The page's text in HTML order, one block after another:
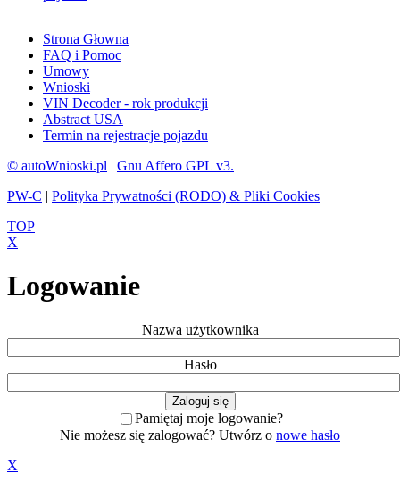
Strona Głowna
FAQ i Pomoc
Umowy
Wnioski
VIN Decoder - rok produkcji
Abstract USA
Termin na rejestracje pojazdu
© autoWnioski.pl | Gnu Affero GPL v3.
PW-C | Polityka Prywatności (RODO) & Pliki Cookies
TOP
X
Logowanie
Nazwa użytkownika
Hasło
Pamiętaj moje logowanie?
Nie możesz się zalogować? Utwórz o nowe hasło
X